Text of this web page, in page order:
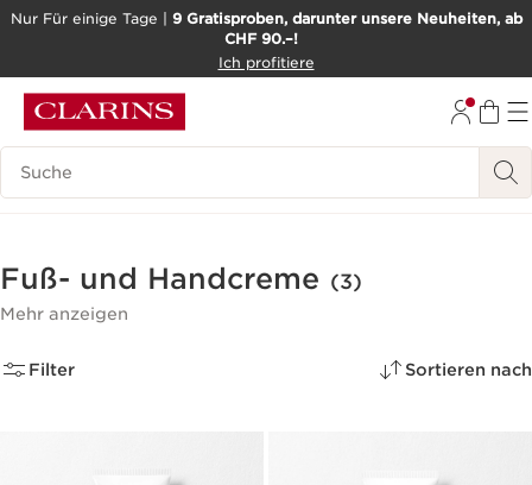
BARRIEREFREIHEITSWERKZEUG
Nur Für einige Tage | 9 Gratisproben, darunter unsere Neuheiten, ab
CHF 90.–!
Ich profitiere
Legende suchen
Fuß- und Handcreme (3)
Mehr anzeigen
Filter Sortieren nach